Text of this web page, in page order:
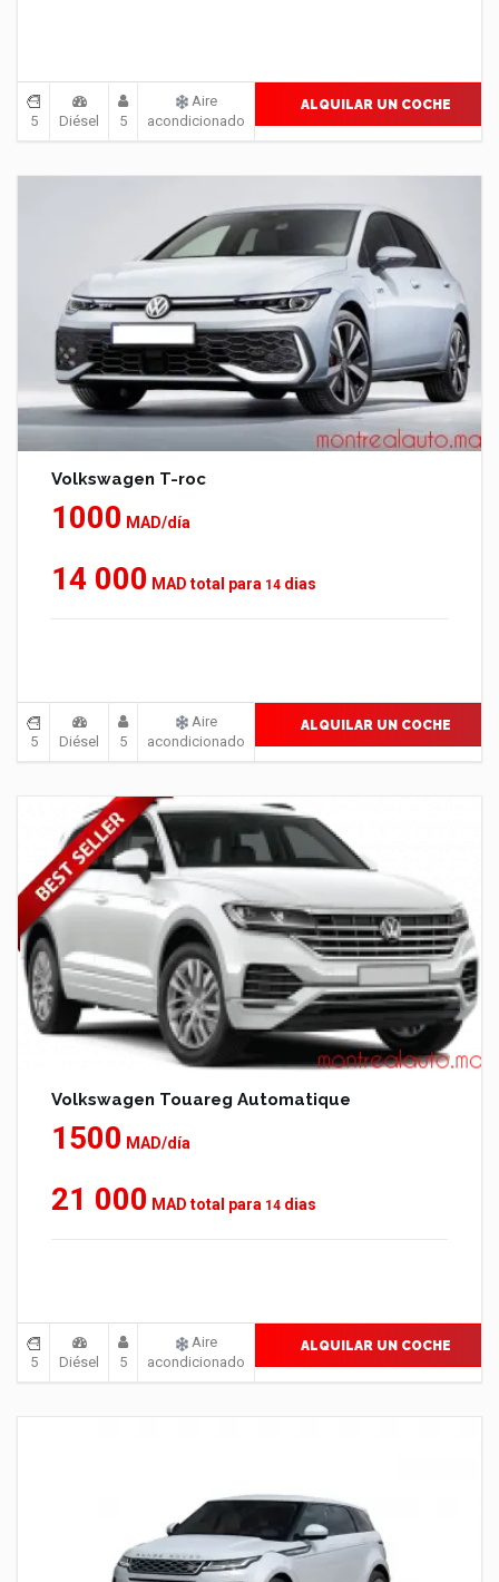
5 Diésel 5
Aire
acondicionado
ALQUILAR UN COCHE
Volkswagen T-roc
1000 MAD/día
14 000 MAD total para 14 dias
5 Diésel 5
Aire
acondicionado
ALQUILAR UN COCHE
Volkswagen Touareg Automatique
1500 MAD/día
21 000 MAD total para 14 dias
5 Diésel 5
Aire
acondicionado
ALQUILAR UN COCHE